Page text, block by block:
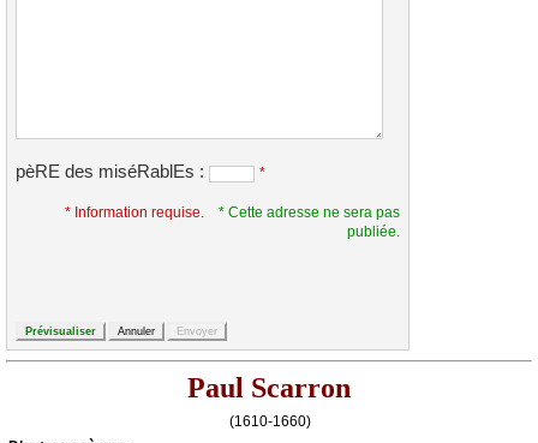
pèRE des miséRablEs : *
* Information requise.
* Cette adresse ne sera pas
publiée.
Paul Scarron
(1610-1660)